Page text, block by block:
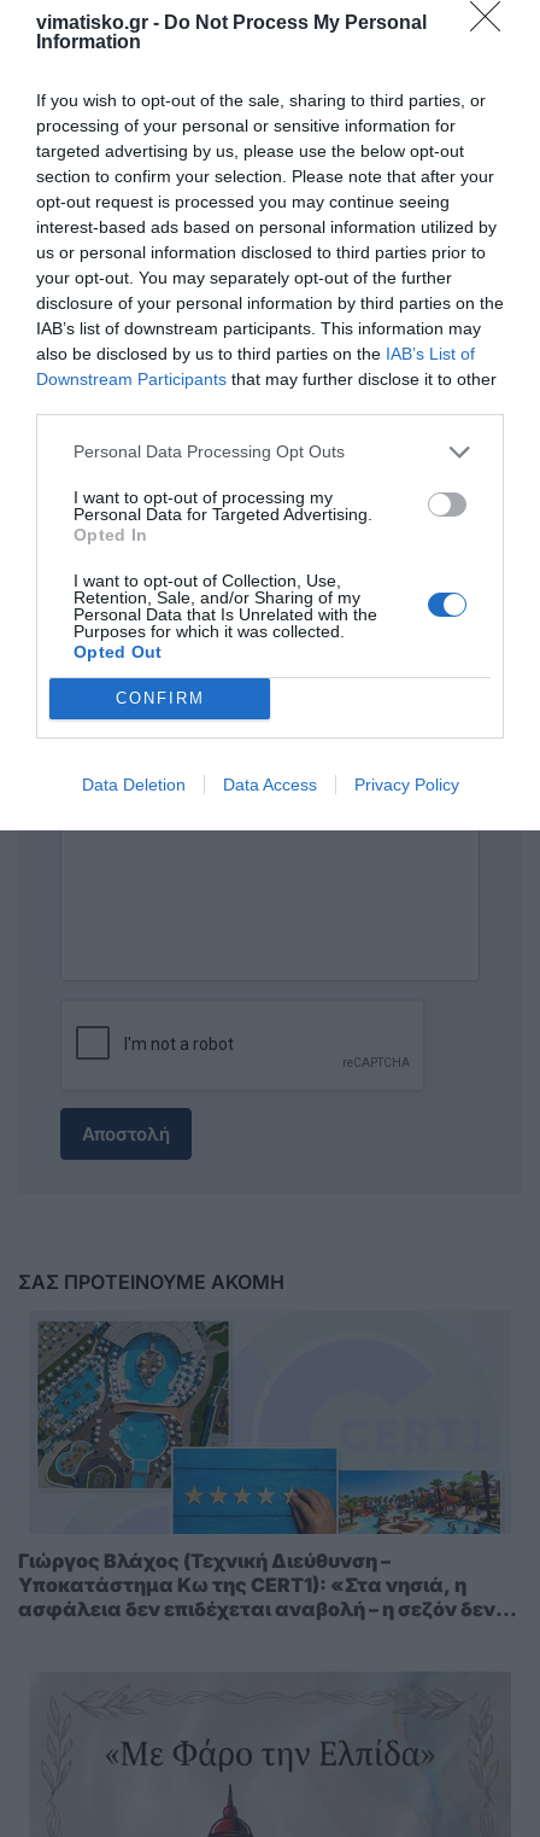
vimatisko.gr - Do Not Process My Personal
Information
If you wish to opt-out of the sale, sharing to third parties, or
processing of your personal or sensitive information for
targeted advertising by us, please use the below opt-out
section to confirm your selection. Please note that after your
opt-out request is processed you may continue seeing
interest-based ads based on personal information utilized by
us or personal information disclosed to third parties prior to
your opt-out. You may separately opt-out of the further
disclosure of your personal information by third parties on the
IAB’s list of downstream participants. This information may
also be disclosed by us to third parties on the IAB’s List of
Downstream Participants that may further disclose it to other
Personal Data Processing Opt Outs
I want to opt-out of processing my
Personal Data for Targeted Advertising.
Opted In
I want to opt-out of Collection, Use,
Retention, Sale, and/or Sharing of my
Personal Data that Is Unrelated with the
Purposes for which it was collected.
Opted Out
CONFIRM
Data Deletion Data Access Privacy Policy
λειπει ειναι ο Νικηταρας Προφανως
ξεκινησε ο εμφυλιος των κρατικων φορεων
Θεοδοσης πηγε να τους καπελωσει ολους
απο τον Υπουργο Κικιλια εως και την
Πυροσβεστικη της Κω που ενω αυτοι
εσβηναν αυτος αποθεωνοντας τον εαυτο
του μας θυμιζε σε ολους τον Νερωνα και
την τρελα του με την εγωπαθεια που τον
διεκρινεΕνας αποτυχημενος Δημαρχος
στην χειροτερη Δημαρχια που περασε εδω
και 30 χρονια απο το νησι μαςΘεοδοση
γλεντησε μας ολους μπορεις να βγεις
εκατομμυριουχος διαλυοντας το νησι
προχωρα και το χεις και πειθεις
Πρόσθεσε ένα σχόλιο
ΟΝΟΜΑ
ΣΧΟΛΙΟ
Αποστολή
ΣΑΣ ΠΡΟΤΕΙΝΟΥΜΕ ΑΚΟΜΗ
Γιώργος Βλάχος (Τεχνική Διεύθυνση –
Υποκατάστημα Κω της CERT1): «Στα νησιά, η
ασφάλεια δεν επιδέχεται αναβολή – η σεζόν δεν